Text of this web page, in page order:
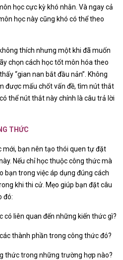
học cực kỳ khó nhằn. Và ngay cả
học này cũng khó có thể theo
thích nhưng một khi đã muốn
chọn cách học tốt môn hóa theo
“gian nan bắt đầu nản”. Không
được mấu chốt vấn đề, tìm nút thắt
thể nút thắt này chính là câu trả lời
THỨC
mới, bạn nên tạo thói quen tự đặt
Nếu chỉ học thuộc công thức mà
bạn trong việc áp dụng đúng cách
khi thi cử. Mẹo giúp bạn đặt câu
đó:
có liên quan đến những kiến thức gì?
thành phần trong công thức đó?
thức trong những trường hợp nào?